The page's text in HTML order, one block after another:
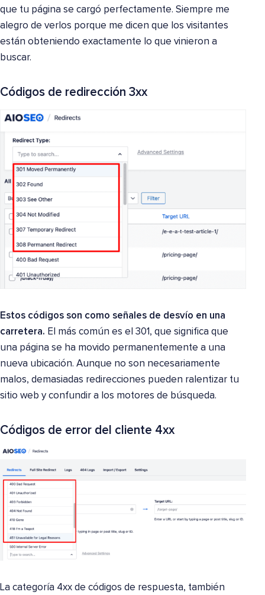
que tu página se cargó perfectamente. Siempre me
alegro de verlos porque me dicen que los visitantes
están obteniendo exactamente lo que vinieron a
buscar.
Códigos de redirección 3xx
Estos códigos son como señales de desvío en una
carretera. El más común es el 301, que significa que
una página se ha movido permanentemente a una
nueva ubicación. Aunque no son necesariamente
malos, demasiadas redirecciones pueden ralentizar tu
sitio web y confundir a los motores de búsqueda.
Códigos de error del cliente 4xx
La categoría 4xx de códigos de respuesta, también